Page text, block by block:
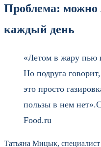
Проблема: можно
каждый день
«Летом в жару пью
Но подруга
это просто
пользы в нем
Food.ru
Татьяна Мицык,